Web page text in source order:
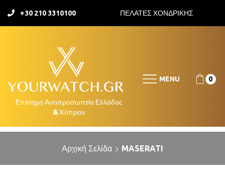
+30 210 3310100 ΠΕΛΑΤΕΣ ΧΟΝΔΡΙΚΗΣ
MENU 0
Αρχική Σελίδα MASERATI